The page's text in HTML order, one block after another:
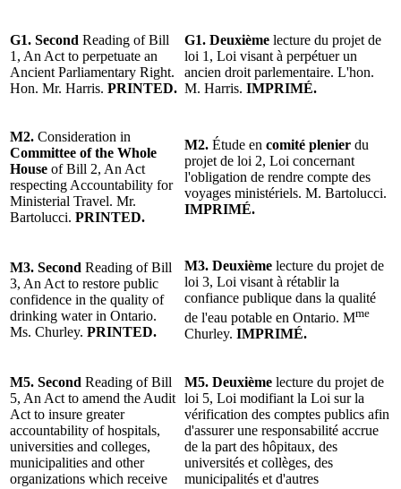
G1. Second Reading of Bill
1, An Act to perpetuate an
Ancient Parliamentary Right.
Hon. Mr. Harris. PRINTED.
G1. Deuxième lecture du projet de
loi 1, Loi visant à perpétuer un
ancien droit parlementaire. L'hon.
M. Harris. IMPRIMÉ.
M2. Consideration in
Committee of the Whole
House of Bill 2, An Act
respecting Accountability for
Ministerial Travel. Mr.
Bartolucci. PRINTED.
M2. Étude en comité plenier du
projet de loi 2, Loi concernant
l'obligation de rendre compte des
voyages ministériels. M. Bartolucci.
IMPRIMÉ.
M3. Second Reading of Bill
3, An Act to restore public
confidence in the quality of
drinking water in Ontario.
Ms. Churley. PRINTED.
M3. Deuxième lecture du projet de
loi 3, Loi visant à rétablir la
confiance publique dans la qualité
de l'eau potable en Ontario. Mme
Churley. IMPRIMÉ.
M5. Second Reading of Bill
5, An Act to amend the Audit
Act to insure greater
accountability of hospitals,
universities and colleges,
municipalities and other
organizations which receive
M5. Deuxième lecture du projet de
loi 5, Loi modifiant la Loi sur la
vérification des comptes publics afin
d'assurer une responsabilité accrue
de la part des hôpitaux, des
universités et collèges, des
municipalités et d'autres